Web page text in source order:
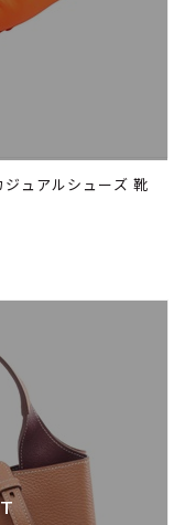
ュアルシューズ 靴